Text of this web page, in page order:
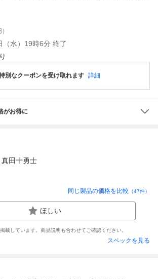
（水）19時6分 終了
別なクーポンを受け取れます 詳細
がお得に
真田十勇士
同じ製品の価格を比較 （47件）
ほしい
載しています。商品説明も合わせてご確認ください。
スペックを見る